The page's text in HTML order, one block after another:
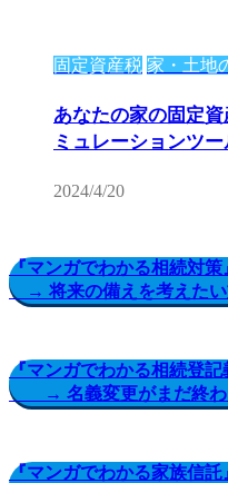
固定資産税 家・土地
あなたの家の固定
ミュレーションツ
2024/4/20
『マンガでわかる相続対策
→ 将来の備えを考えたい
『マンガでわかる相続登記
→ 名義変更がまだ終わ
『マンガでわかる家族信託